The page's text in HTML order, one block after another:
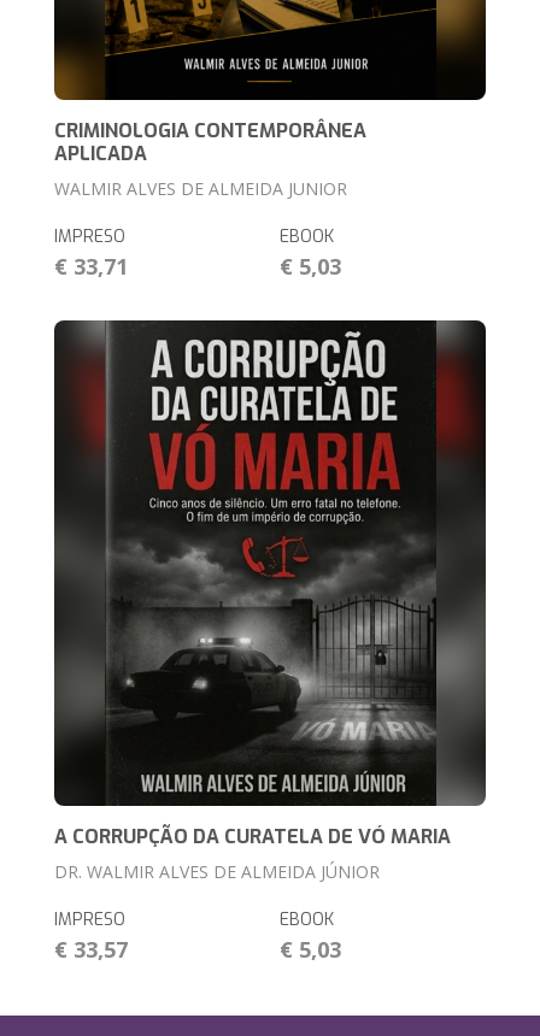
CRIMINOLOGIA CONTEMPORÂNEA
APLICADA
WALMIR ALVES DE ALMEIDA JUNIOR
IMPRESO
€ 33,71
EBOOK
€ 5,03
A CORRUPÇÃO DA CURATELA DE VÓ MARIA
DR. WALMIR ALVES DE ALMEIDA JÚNIOR
IMPRESO
€ 33,57
EBOOK
€ 5,03